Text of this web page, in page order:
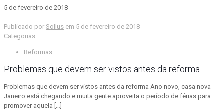
5 de fevereiro de 2018
Publicado por Sollus em 5 de fevereiro de 2018
Categorias
Reformas
Problemas que devem ser vistos antes da reforma
Problemas que devem ser vistos antes da reforma Ano novo, casa nova
Janeiro está chegando e muita gente aproveita o período de férias para
promover aquela […]